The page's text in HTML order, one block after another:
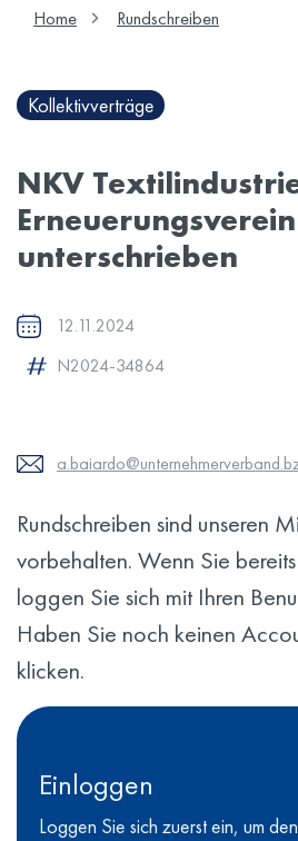
Home Rundschreiben
Kollektivverträge
NKV
unterschrieben
12.11.2024
N2024-34864
Rundschreiben sind unseren
vorbehalten. Wenn Sie
loggen Sie sich mit Ihren
Haben Sie noch keinen
klicken.
Einloggen
Loggen Sie sich zuerst ein, um